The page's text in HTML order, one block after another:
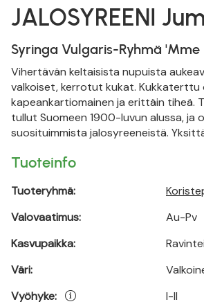
JALOSYREENI
Syringa Vulgaris-Ryhmä 'Mme
Vihertävän keltaisista nupuista
valkoiset, kerrotut kukat. Kukkaterttu
kapeankartiomainen ja erittäin tiheä.
tullut Suomeen 1900-luvun alussa, ja
suosituimmista jalosyreeneistä.
Tuoteinfo
Tuoteryhmä:
Valovaatimus:
Kasvupaikka:
Väri:
Vyöhyke:
Au-Pv
I-II